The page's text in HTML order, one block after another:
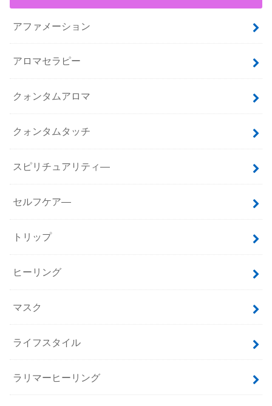
アファメーション
アロマセラピー
クォンタムアロマ
クォンタムタッチ
スピリチュアリティ―
セルフケア―
トリップ
ヒーリング
マスク
ライフスタイル
ラリマーヒーリング